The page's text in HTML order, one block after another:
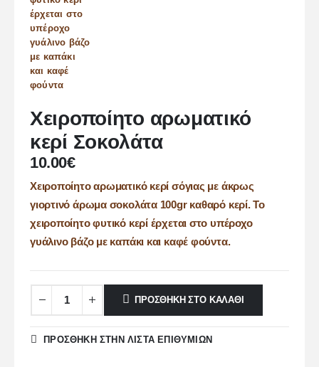
Χειροποίητο αρωματικό
κερί Σοκολάτα
10.00€
Χειροποίητο αρωματικό κερί σόγιας με άκρως
γιορτινό άρωμα σοκολάτα 100gr καθαρό κερί. Το
χειροποίητο φυτικό κερί έρχεται στο υπέροχο
γυάλινο βάζο με καπάκι και καφέ φούντα.
ΠΡΟΣΘΉΚΗ ΣΤΟ ΚΑΛΆΘΙ
ΠΡΌΣΘΉΚΗ ΣΤΗΝ ΛΊΣΤΑ ΕΠΙΘΥΜΙΏΝ